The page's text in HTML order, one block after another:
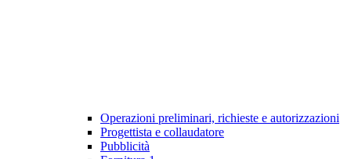
Operazioni preliminari, richieste e autorizzazioni
Progettista e collaudatore
Pubblicità